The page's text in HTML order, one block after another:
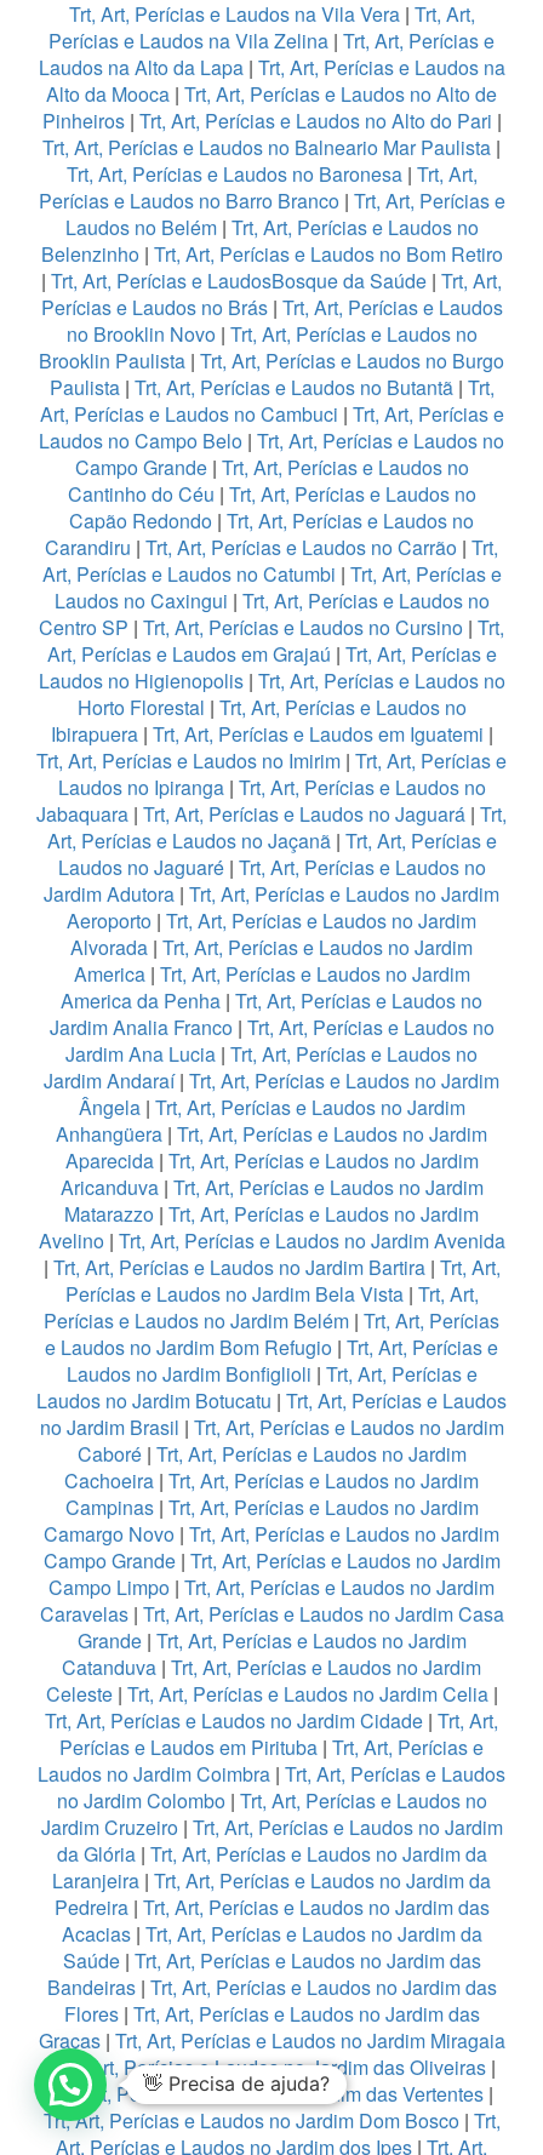
Trt, Art, Perícias e Laudos na Vila Vera| Trt, Art,
Perícias e Laudos na Vila Zelina | Trt, Art, Perícias e
Laudos na Alto da Lapa| Trt, Art, Perícias e Laudos na
Alto da Mooca | Trt, Art, Perícias e Laudos no Alto de
Pinheiros| Trt, Art, Perícias e Laudos no Alto do Pari |
Trt, Art, Perícias e Laudos no Balneario Mar Paulista |
Trt, Art, Perícias e Laudos no Baronesa| Trt, Art,
Perícias e Laudos no Barro Branco| Trt, Art, Perícias e
Laudos no Belém| Trt, Art, Perícias e Laudos no
Belenzinho| Trt, Art, Perícias e Laudos no Bom Retiro
| Trt, Art, Perícias e LaudosBosque da Saúde | Trt, Art,
Perícias e Laudos no Brás| Trt, Art, Perícias e Laudos
no Brooklin Novo| Trt, Art, Perícias e Laudos no
Brooklin Paulista | Trt, Art, Perícias e Laudos no Burgo
Paulista| Trt, Art, Perícias e Laudos no Butantã| Trt,
Art, Perícias e Laudos no Cambuci | Trt, Art, Perícias e
Laudos no Campo Belo | Trt, Art, Perícias e Laudos no
Campo Grande| Trt, Art, Perícias e Laudos no
Cantinho do Céu | Trt, Art, Perícias e Laudos no
Capão Redondo | Trt, Art, Perícias e Laudos no
Carandiru | Trt, Art, Perícias e Laudos no Carrão | Trt,
Art, Perícias e Laudos no Catumbi | Trt, Art, Perícias e
Laudos no Caxingui | Trt, Art, Perícias e Laudos no
Centro SP | Trt, Art, Perícias e Laudos no Cursino | Trt,
Art, Perícias e Laudos em Grajaú | Trt, Art, Perícias e
Laudos no Higienopolis| Trt, Art, Perícias e Laudos no
Horto Florestal | Trt, Art, Perícias e Laudos no
Ibirapuera| Trt, Art, Perícias e Laudos em Iguatemi |
Trt, Art, Perícias e Laudos no Imirim | Trt, Art, Perícias e
Laudos no Ipiranga| Trt, Art, Perícias e Laudos no
Jabaquara | Trt, Art, Perícias e Laudos no Jaguará | Trt,
Art, Perícias e Laudos no Jaçanã| Trt, Art, Perícias e
Laudos no Jaguaré| Trt, Art, Perícias e Laudos no
Jardim Adutora | Trt, Art, Perícias e Laudos no Jardim
Aeroporto | Trt, Art, Perícias e Laudos no Jardim
Alvorada | Trt, Art, Perícias e Laudos no Jardim
America| Trt, Art, Perícias e Laudos no Jardim
America da Penha | Trt, Art, Perícias e Laudos no
Jardim Analia Franco| Trt, Art, Perícias e Laudos no
Jardim Ana Lucia | Trt, Art, Perícias e Laudos no
Jardim Andaraí| Trt, Art, Perícias e Laudos no Jardim
Ângela| Trt, Art, Perícias e Laudos no Jardim
Anhangüera | Trt, Art, Perícias e Laudos no Jardim
Aparecida| Trt, Art, Perícias e Laudos no Jardim
Aricanduva| Trt, Art, Perícias e Laudos no Jardim
Matarazzo | Trt, Art, Perícias e Laudos no Jardim
Avelino| Trt, Art, Perícias e Laudos no Jardim Avenida
| Trt, Art, Perícias e Laudos no Jardim Bartira| Trt, Art,
Perícias e Laudos no Jardim Bela Vista| Trt, Art,
Perícias e Laudos no Jardim Belém | Trt, Art, Perícias
e Laudos no Jardim Bom Refugio | Trt, Art, Perícias e
Laudos no Jardim Bonfiglioli | Trt, Art, Perícias e
Laudos no Jardim Botucatu | Trt, Art, Perícias e Laudos
no Jardim Brasil | Trt, Art, Perícias e Laudos no Jardim
Caboré| Trt, Art, Perícias e Laudos no Jardim
Cachoeira | Trt, Art, Perícias e Laudos no Jardim
Campinas| Trt, Art, Perícias e Laudos no Jardim
Camargo Novo | Trt, Art, Perícias e Laudos no Jardim
Campo Grande| Trt, Art, Perícias e Laudos no Jardim
Campo Limpo | Trt, Art, Perícias e Laudos no Jardim
Caravelas| Trt, Art, Perícias e Laudos no Jardim Casa
Grande| Trt, Art, Perícias e Laudos no Jardim
Catanduva | Trt, Art, Perícias e Laudos no Jardim
Celeste| Trt, Art, Perícias e Laudos no Jardim Celia|
Trt, Art, Perícias e Laudos no Jardim Cidade | Trt, Art,
Perícias e Laudos em Pirituba | Trt, Art, Perícias e
Laudos no Jardim Coimbra | Trt, Art, Perícias e Laudos
no Jardim Colombo| Trt, Art, Perícias e Laudos no
Jardim Cruzeiro| Trt, Art, Perícias e Laudos no Jardim
da Glória| Trt, Art, Perícias e Laudos no Jardim da
Laranjeira | Trt, Art, Perícias e Laudos no Jardim da
Pedreira| Trt, Art, Perícias e Laudos no Jardim das
Acacias| Trt, Art, Perícias e Laudos no Jardim da
Saúde| Trt, Art, Perícias e Laudos no Jardim das
Bandeiras| Trt, Art, Perícias e Laudos no Jardim das
Flores| Trt, Art, Perícias e Laudos no Jardim das
Graças| Trt, Art, Perícias e Laudos no Jardim Miragaia
|Trt, Art, Perícias e Laudos no Jardim das Oliveiras|
Trt, Art, Perícias e Laudos no Jardim das Vertentes|
Trt, Art, Perícias e Laudos no Jardim Dom Bosco| Trt,
Art, Perícias e Laudos no Jardim dos Ipes | Trt, Art,
👋 Precisa de ajuda?